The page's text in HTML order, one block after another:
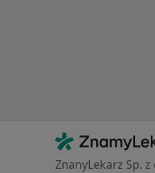
Kontakt
ZnamyLekar - Hlavní
ZnanyLekarz Sp. z